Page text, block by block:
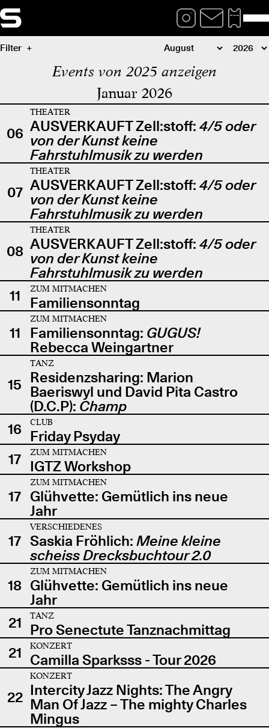
Filter
Events von 2025 anzeigen
Januar 2026
06
THEATER
AUSVERKAUFT Zell:stoff: 4/5 oder
von der Kunst keine
Fahrstuhlmusik zu werden
07
THEATER
AUSVERKAUFT Zell:stoff: 4/5 oder
von der Kunst keine
Fahrstuhlmusik zu werden
08
THEATER
AUSVERKAUFT Zell:stoff: 4/5 oder
von der Kunst keine
Fahrstuhlmusik zu werden
11
ZUM MITMACHEN
Familiensonntag
11
ZUM MITMACHEN
Familiensonntag: GUGUS!
Rebecca Weingartner
15
TANZ
Residenzsharing: Marion
Baeriswyl und David Pita Castro
(D.C.P): Champ
16
CLUB
Friday Psyday
17
ZUM MITMACHEN
IGTZ Workshop
17
ZUM MITMACHEN
Glühvette: Gemütlich ins neue
Jahr
17
VERSCHIEDENES
Saskia Fröhlich: Meine kleine
scheiss Drecksbuchtour 2.0
18
ZUM MITMACHEN
Glühvette: Gemütlich ins neue
Jahr
21
TANZ
Pro Senectute Tanznachmittag
21
KONZERT
Camilla Sparksss - Tour 2026
22
KONZERT
Intercity Jazz Nights: The Angry
Man Of Jazz – The mighty Charles
Mingus